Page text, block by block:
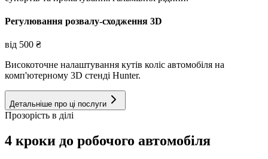
Регулювання розвалу-сходження 3D
від 500 ₴
Високоточне налаштування кутів коліс автомобіля на
комп'ютерному 3D стенді Hunter.
Детальніше про ці послуги
Прозорість в ділі
4 кроки до робочого автомобіля